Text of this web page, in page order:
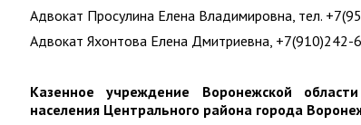
Адвокат Просулина Елена Владимировна, тел.
Адвокат Яхонтова Елена Дмитриевна, +7(910)242-
Казенное учреждение Воронежской
населения Центрального района города